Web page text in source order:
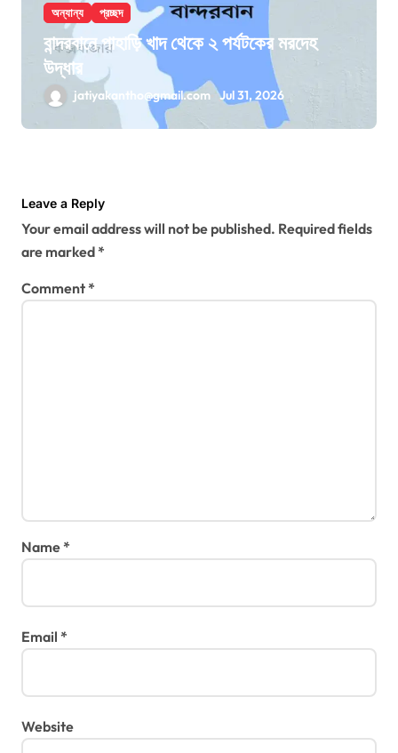
অন্যান্য প্রচ্ছদ
বান্দরবানে পাহাড়ি খাদ থেকে ২ পর্যটকের মরদেহ
উদ্ধার
jatiyakantho@gmail.com Jul 31, 2026
Leave a Reply
Your email address will not be published. Required fields
are marked*
Comment*
Name*
Email *
Website